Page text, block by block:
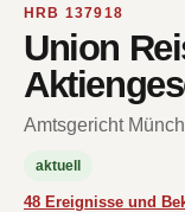
HRB 137918
Union
Amtsgericht
aktuell
48 Ereignisse und